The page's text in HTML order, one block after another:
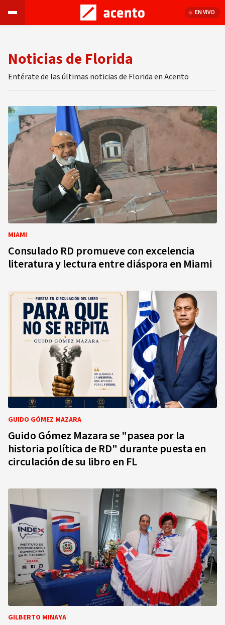
EN VIVO
Noticias de Florida
Entérate de las últimas noticias de Florida en Acento
MIAMI
Consulado RD promueve con excelencia
literatura y lectura entre diáspora en Miami
GUIDO GÓMEZ MAZARA
Guido Gómez Mazara se "pasea por la
historia política de RD" durante puesta en
circulación de su libro en FL
GILBERTO MINAYA